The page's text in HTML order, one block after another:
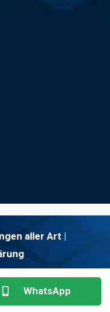
aller Art |
WhatsApp